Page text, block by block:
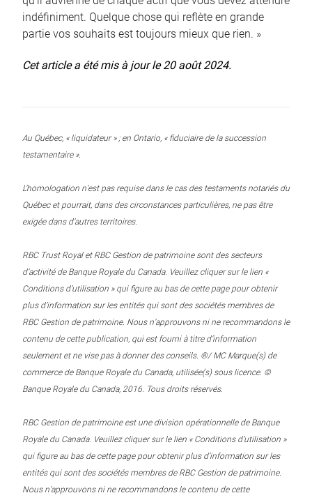
indéfiniment. Quelque chose qui reflète en grande
partie vos souhaits est toujours mieux que rien. »
Cet article a été mis à jour le 20 août 2024.
Au Québec, « liquidateur » ; en Ontario, « fiduciaire de la succession
testamentaire ».
L’homologation n’est pas requise dans le cas des testaments notariés du
Québec et pourrait, dans des circonstances particulières, ne pas être
exigée dans d’autres territoires.
RBC Trust Royal et RBC Gestion de patrimoine sont des secteurs
d’activité de Banque Royale du Canada. Veuillez cliquer sur le lien «
Conditions d’utilisation » qui figure au bas de cette page pour obtenir
plus d’information sur les entités qui sont des sociétés membres de
RBC Gestion de patrimoine. Nous n’approuvons ni ne recommandons le
contenu de cette publication, qui est fourni à titre d’information
seulement et ne vise pas à donner des conseils. ®/ MC Marque(s) de
commerce de Banque Royale du Canada, utilisée(s) sous licence. ©
Banque Royale du Canada, 2016. Tous droits réservés.
RBC Gestion de patrimoine est une division opérationnelle de Banque
Royale du Canada. Veuillez cliquer sur le lien « Conditions d’utilisation »
qui figure au bas de cette page pour obtenir plus d’information sur les
entités qui sont des sociétés membres de RBC Gestion de patrimoine.
Nous n’approuvons ni ne recommandons le contenu de cette